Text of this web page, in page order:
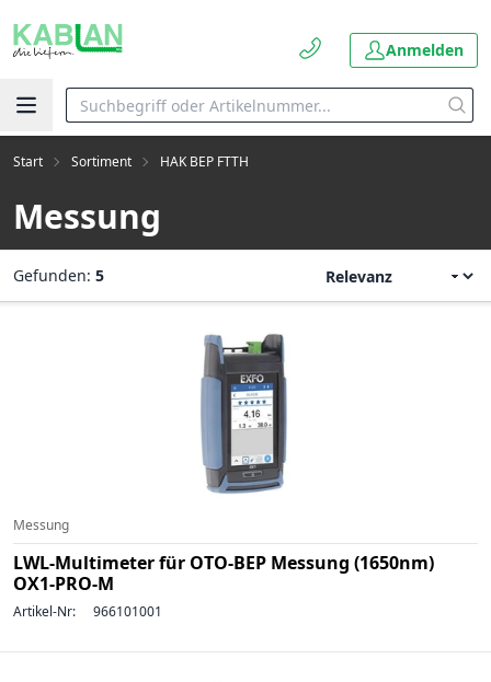
Anmelden
Start Sortiment HAK BEP FTTH
Messung
Gefunden: 5
Messung
LWL-Multimeter für OTO-BEP Messung (1650nm)
OX1-PRO-M
Artikel-Nr: 966101001